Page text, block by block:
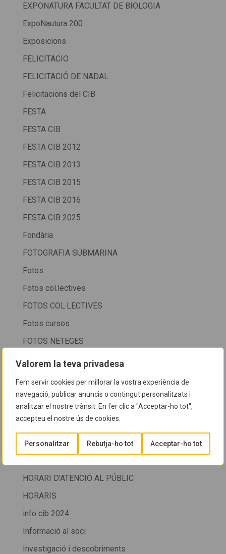
Valorem la teva privadesa
Fem servir cookies per millorar la vostra experiència de
navegació, publicar anuncis o contingut personalitzats i
analitzar el nostre trànsit. En fer clic a "Acceptar-ho tot",
accepteu el nostre ús de cookies.
Personalitzar Rebutja-ho tot Acceptar-ho tot
EXPONATURA FACULTAT DE BIOLOGIA
ExpoNautura 200
Exposicions
FELICITACIO
FELICITACIÓ DE NADAL
Felicitacions del CIB
FESTA
FESTA CIB
FESTA CIB 2012
FESTA CIB 2013
FESTA CIB 2015
FESTA CIB 2016
FESTA CIB 2025
Fondària
FOTOGRAFIA SUBMARINA
Fotos
Fotos col.lectives
FOTOS COL·LECTIVES
Fotos cursos
FOTOS NETEGES
FOTOSUB
Guia del CIB
HORARI
HORARI CIB + SALÓ DE LA IMMERSIÓ DE LA FIRA
HORARI D'ATENCIÓ AL PÚBLIC
HORARIS
info cib 2024
Informació al soci
Investigació i descobriments